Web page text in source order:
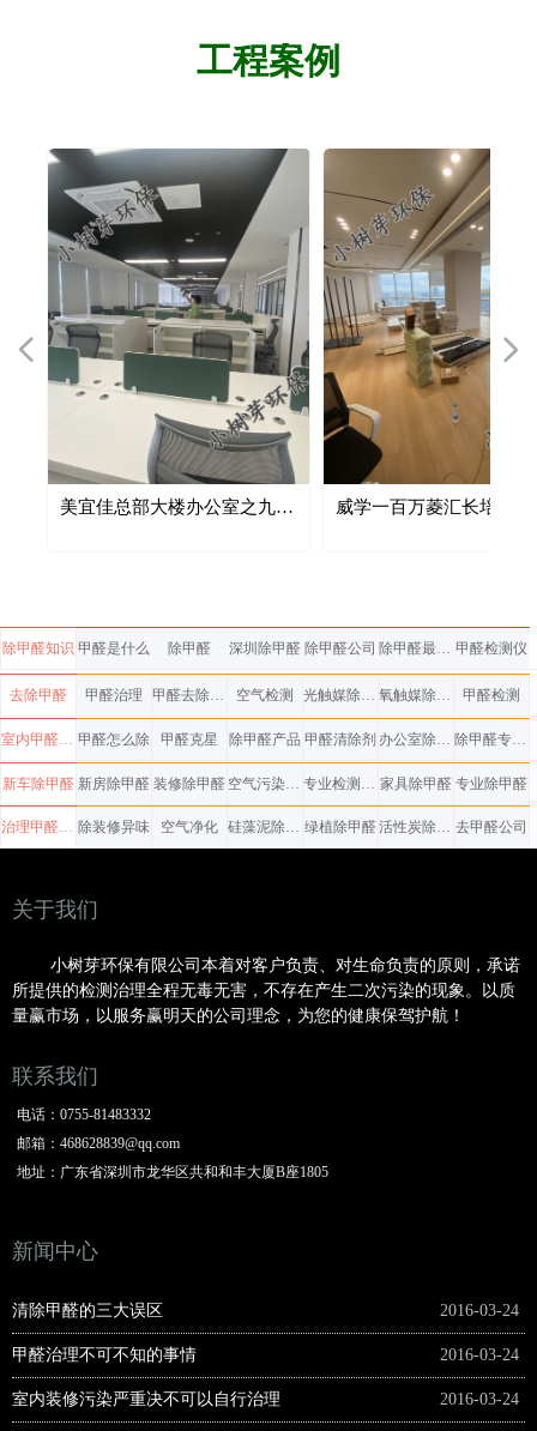
美宜佳总部大楼办公室之九除
威学一百万菱汇长培旗
넳 넲
工程案例
除甲醛知识 甲醛是什么 除甲醛 深圳除甲醛 除甲醛公司 除甲醛最有效方法 甲醛检测仪
去除甲醛 甲醛治理 甲醛去除方法 空气检测 光触媒除甲醛 氧触媒除甲醛 甲醛检测
室内甲醛检测 甲醛怎么除 甲醛克星 除甲醛产品 甲醛清除剂 办公室除甲醛 除甲醛专业公司
新车除甲醛 新房除甲醛 装修除甲醛 空气污染治理 专业检测甲醛 家具除甲醛 专业除甲醛
治理甲醛公司 除装修异味 空气净化 硅藻泥除甲醛 绿植除甲醛 活性炭除甲醛 去甲醛公司
关于我们
小树芽环保有限公司本着对客户负责、对生命负责的原则，承诺
所提供的检测治理全程无毒无害，不存在产生二次污染的现象。以质
量赢市场，以服务赢明天的公司理念，为您的健康保驾护航！
电话： 0755-81483332
邮箱： 468628839@qq.com
地址： 广东省深圳市龙华区共和和丰大厦B座1805
联系我们
新闻中心
2016-03-24
清除甲醛的三大误区
2016-03-24
甲醛治理不可不知的事情
2016-03-24
室内装修污染严重决不可以自行治理